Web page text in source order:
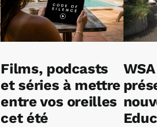
Films, podcasts
et séries à mettre
entre vos oreilles
cet été